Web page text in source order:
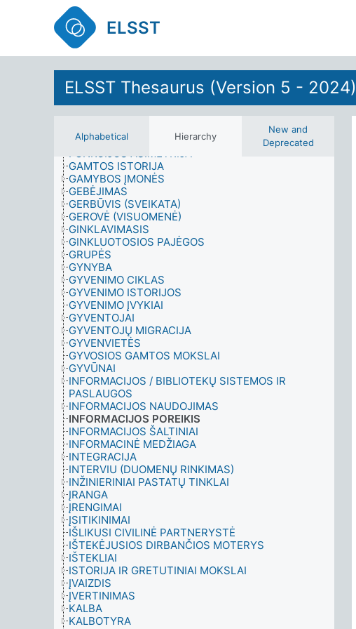
ELSST
ELSST Thesaurus (Version 5 - 2024)
Alphabetical Hierarchy
New and
Deprecated
ELGSENOS MOKSLAI
EMOCINĖ BŪSENA
ENERGIJA
ETIKA
FILOSOFIJA
FIZIKA
FIZINĖS SAVYBĖS
FIZINIS AKTYVUMAS
FOTOGRAFIJA
FUNKCIJOS ASIMETRIJA
GAMTOS ISTORIJA
GAMYBOS ĮMONĖS
GEBĖJIMAS
GERBŪVIS (SVEIKATA)
GEROVĖ (VISUOMENĖ)
GINKLAVIMASIS
GINKLUOTOSIOS PAJĖGOS
GRUPĖS
GYNYBA
GYVENIMO CIKLAS
GYVENIMO ISTORIJOS
GYVENIMO ĮVYKIAI
GYVENTOJAI
GYVENTOJŲ MIGRACIJA
GYVENVIETĖS
GYVOSIOS GAMTOS MOKSLAI
GYVŪNAI
INFORMACIJOS / BIBLIOTEKŲ SISTEMOS IR
PASLAUGOS
INFORMACIJOS NAUDOJIMAS
INFORMACIJOS POREIKIS
INFORMACIJOS ŠALTINIAI
INFORMACINĖ MEDŽIAGA
INTEGRACIJA
INTERVIU (DUOMENŲ RINKIMAS)
INŽINIERINIAI PASTATŲ TINKLAI
ĮRANGA
ĮRENGIMAI
ĮSITIKINIMAI
IŠLIKUSI CIVILINĖ PARTNERYSTĖ
IŠTEKĖJUSIOS DIRBANČIOS MOTERYS
IŠTEKLIAI
ISTORIJA IR GRETUTINIAI MOKSLAI
ĮVAIZDIS
ĮVERTINIMAS
KALBA
KALBOTYRA